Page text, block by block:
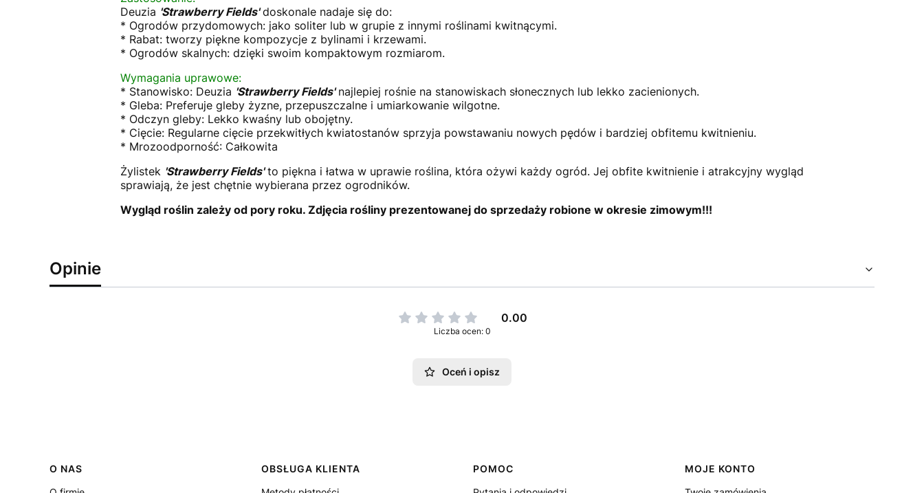
Deuzia 'Strawberry Fields'doskonale nadaje się do:
* Ogrodów przydomowych: jako soliter lub w grupie z innymi roślinami kwitnącymi.
* Rabat: tworzy piękne kompozycje z bylinami i krzewami.
* Ogrodów skalnych: dzięki swoim kompaktowym rozmiarom.
Wymagania uprawowe:
* Stanowisko: Deuzia 'Strawberry Fields'najlepiej rośnie na stanowiskach słonecznych lub lekko zacienionych.
* Gleba: Preferuje gleby żyzne, przepuszczalne i umiarkowanie wilgotne.
* Odczyn gleby: Lekko kwaśny lub obojętny.
* Cięcie: Regularne cięcie przekwitłych kwiatostanów sprzyja powstawaniu nowych pędów i bardziej obfitemu kwitnieniu.
* Mrozoodporność: Całkowita
Żylistek 'Strawberry Fields'to piękna i łatwa w uprawie roślina, która ożywi każdy ogród. Jej obfite kwitnienie i atrakcyjny wygląd
sprawiają, że jest chętnie wybierana przez ogrodników.
Wygląd roślin zależy od pory roku. Zdjęcia rośliny prezentowanej do sprzedaży robione w okresie zimowym!!!
Opinie
0.00
Liczba ocen: 0
Oceń i opisz
Linki w stopce
O NAS
OBSŁUGA KLIENTA
POMOC
MOJE KONTO